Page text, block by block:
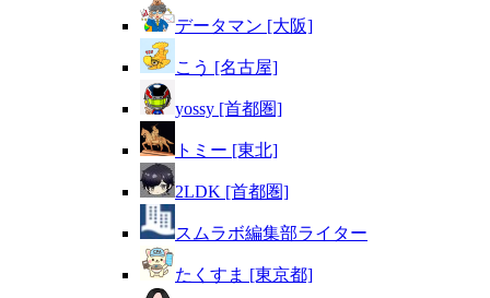
データマン [大阪]
こう [名古屋]
yossy [首都圏]
トミー [東北]
2LDK [首都圏]
スムラボ編集部ライター
たくすま [東京都]